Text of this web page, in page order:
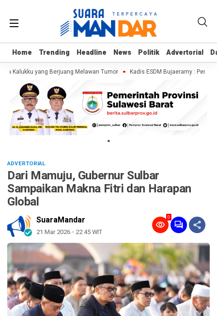
Home Trending Headline News Politik Advertorial
Home Trending Headline News Politik Advertorial
Kalukku yang Berjuang Melawan Tumor Kadis ESDM Bujaeramy :
"
ADVERTORIAL
Dari Mamuju, Gubernur Sulbar
Sampaikan Makna Fitri dan Harapan
Global
SuaraMandar
21 Mar 2026 - 22:45 WIT
0